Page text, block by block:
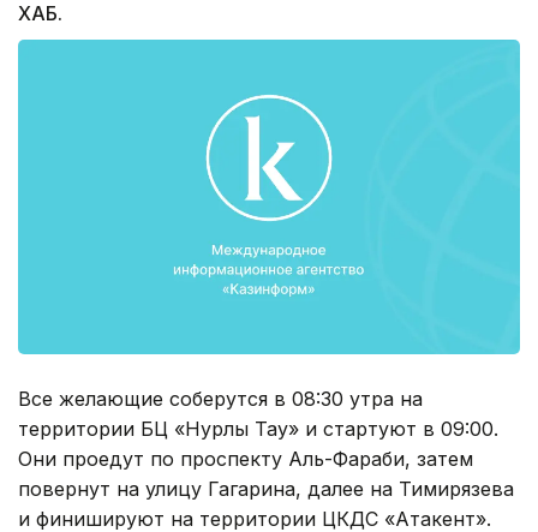
ХАБ.
Все желающие соберутся в 08:30 утра на
территории БЦ «Нурлы Тау» и стартуют в 09:00.
Они проедут по проспекту Аль-Фараби, затем
повернут на улицу Гагарина, далее на Тимирязева
и финишируют на территории ЦКДС «Атакент».